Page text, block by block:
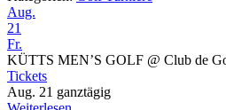
Aug.
21
Fr.
KÜTTS MEN’S GOLF @ Club de
Tickets
Aug. 21 ganztägig